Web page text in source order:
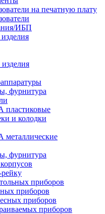
на печатную плату
ИБП
фурнитура
пластиковые
и колодки
металлические
фурнитура
приборов
приборов
приборов
приборов